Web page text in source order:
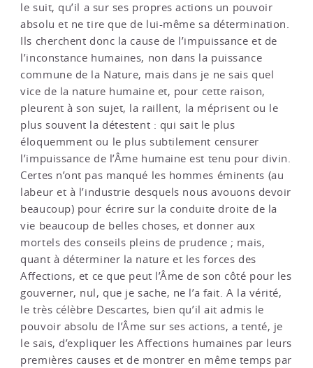
le suit, qu’il a sur ses propres actions un pouvoir
absolu et ne tire que de lui-même sa détermination.
Ils cherchent donc la cause de l’impuissance et de
l’inconstance humaines, non dans la puissance
commune de la Nature, mais dans je ne sais quel
vice de la nature humaine et, pour cette raison,
pleurent à son sujet, la raillent, la méprisent ou le
plus souvent la détestent : qui sait le plus
éloquemment ou le plus subtilement censurer
l’impuissance de l’Âme humaine est tenu pour divin.
Certes n’ont pas manqué les hommes éminents (au
labeur et à l’industrie desquels nous avouons devoir
beaucoup) pour écrire sur la conduite droite de la
vie beaucoup de belles choses, et donner aux
mortels des conseils pleins de prudence ; mais,
quant à déterminer la nature et les forces des
Affections, et ce que peut l’Âme de son côté pour les
gouverner, nul, que je sache, ne l’a fait. A la vérité,
le très célèbre Descartes, bien qu’il ait admis le
pouvoir absolu de l’Âme sur ses actions, a tenté, je
le sais, d’expliquer les Affections humaines par leurs
premières causes et de montrer en même temps par